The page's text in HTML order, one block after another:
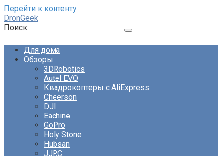
Перейти к контенту
DronGeek
Поиск:
Для дома
Обзоры
3DRobotics
Autel EVO
Квадрокоптеры с AliExpress
Cheerson
DJI
Eachine
GoPro
Holy Stone
Hubsan
JJRC